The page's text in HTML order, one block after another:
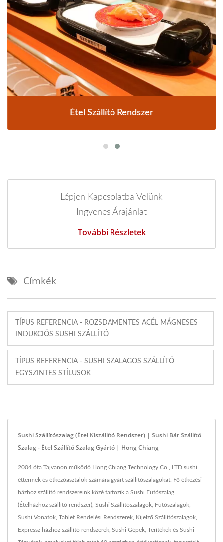
Étel Szállító Rendszer
Lépjen Kapcsolatba Velünk
Ingyenes Árajánlat
További Részletek
Címkék
TÍPUS REFERENCIA - ROZSDAMENTES ACÉL MÁGNESES
INDUKCIÓS SUSHI SZÁLLÍTÓ
TÍPUS REFERENCIA - SUSHI SZALAGOS SZÁLLÍTÓ
EGYSZINTES STÍLUSOK
Sushi Szállítószalag (Étel Kiszállító Rendszer) | Sushi Bár Szállító
Szalag - Étel Szállító Szalag Gyártó | Hong Chiang
2004 óta Tajvanon működő Hong Chiang Technology Co., LTD sushi
éttermek és étkezőasztalok számára gyárt szállítószalagokat. Fő étkezési
házhoz szállító rendszereink közé tartozik a Sushi Futószalag
(Ételházhoz szállító rendszer), Sushi Szállítószalagok, Futószalagok,
Sushi Vonatok, Tablet Rendelési Rendszerek, Kijelző Szállítószalagok,
Expressz házhoz szállító rendszerek, Sushi Gépek, Terítékek és Sushi